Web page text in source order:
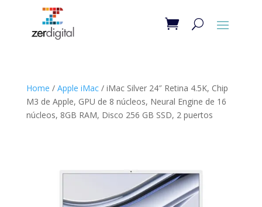
Home / Apple iMac/ iMac Silver 24″ Retina 4.5K, Chip
M3 de Apple, GPU de 8 núcleos, Neural Engine de 16
núcleos, 8GB RAM, Disco 256 GB SSD, 2 puertos